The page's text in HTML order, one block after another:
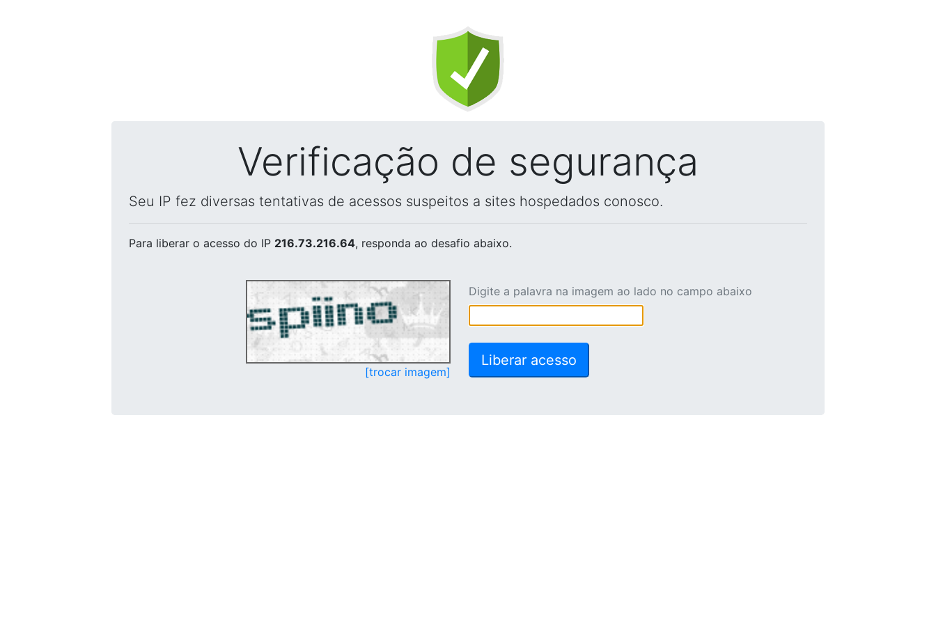
Verificação de segurança
Seu IP fez diversas tentativas de acessos suspeitos a sites hospedados conosco.
Para liberar o acesso do IP 216.73.216.64, responda ao desafio abaixo.
[trocar imagem]
Digite a palavra na imagem ao lado no campo abaixo